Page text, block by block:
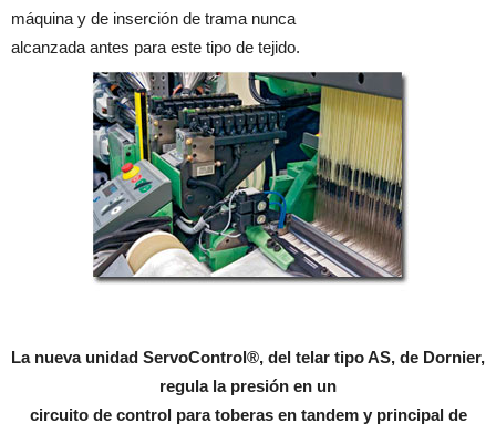
máquina y de inserción de trama nunca
alcanzada antes para este tipo de tejido.
La nueva unidad ServoControl®, del telar tipo AS, de Dornier,
regula la presión en un
circuito de control para toberas en tandem y principal de